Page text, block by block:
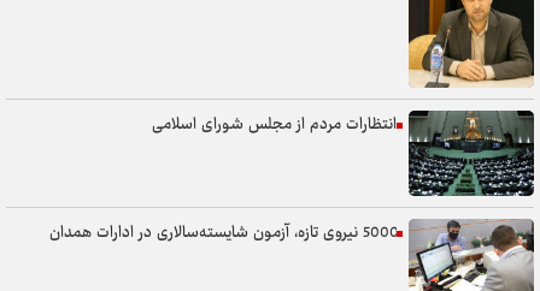
انتظارات مردم از مجلس شورای اسلامی
5000 نیروی تازه، آزمون شایسته‌سالاری در ادارات همدان